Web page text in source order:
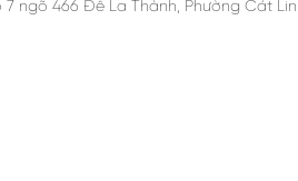
7 ngõ 466 Đê La Thành, Phường Cát